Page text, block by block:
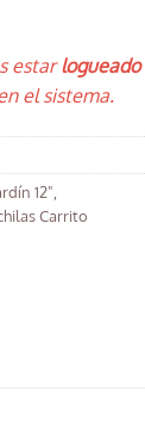
estarlogueado
el sistema.
12"
Carrito